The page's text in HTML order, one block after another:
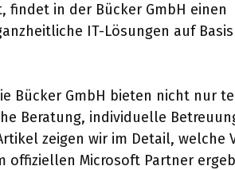
findet in der Bücker GmbH einen
IT-Lösungen auf
Bücker GmbH bieten nicht nur
Beratung, individuelle
zeigen wir im Detail, welche
offiziellen Microsoft Partner